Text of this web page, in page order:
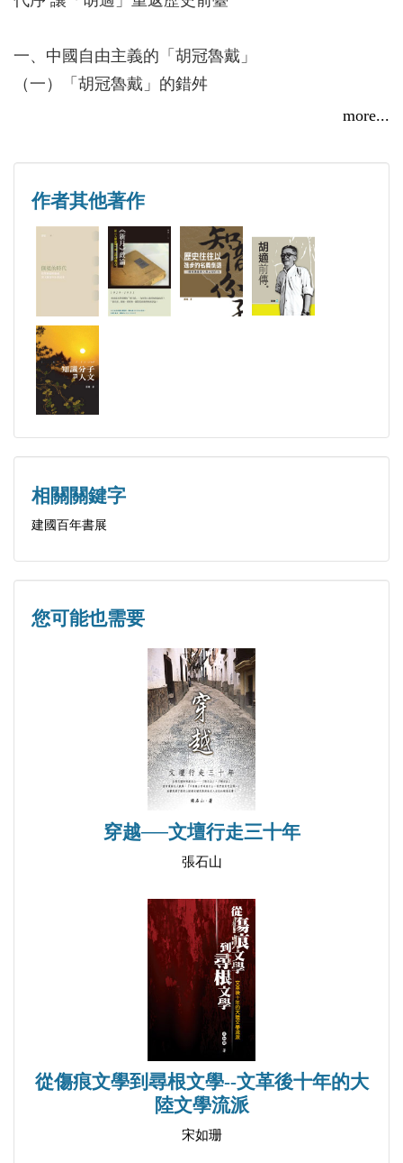
一、中國自由主義的「胡冠魯戴」
（一）「胡冠魯戴」的錯舛
（四）從「寬容」的角度看
（五）兩種不同的遺產
二、tolerance的胡適和intolerance的魯迅（Ⅰ）
（一）tolerance的分水嶺
（二）「明確的是非」和「正義的火氣」
（三）兩種不同的「知識論」
（四）「知識論」以外
（五）像芥子一樣，一點一點生長
（二）「怨恨倫理學」
（三）黑暗時代中的希望與絕望
（四）「憎的豐碑」
（五）「一個都不寬恕」的是誰
（一）tolerance：「來之不易的珍貴的成就」
（二）「伐異」與「容異」
（三）「民主」與「革命」的異讀
（四）「威權」，還是「極權」
（五）「兩種相反的勢力」
（一）「有的……有的……有的……」「或是……或
（二）〈我的歧路〉
（三）〈文化偏至論〉
（四）「歧路」中的胡適
（五）「偏至」中的魯迅
（六）〈《政治概論》序〉（Ⅰ）
（七）〈《政治概論》序〉（Ⅱ）
（八）新世紀的選擇
more...
作者其他著作
相關關鍵字
建國百年書展
您可能也需要
穿越──文壇行走三十年
張石山
從傷痕文學到尋根文學--文革後十年的大
陸文學流派
宋如珊